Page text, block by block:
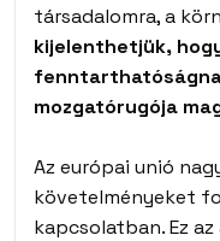
társadalomra, a
kijelenthetjük,
mozgatórugója
Az európai unió
követelményeket
kapcsolatban. Ez